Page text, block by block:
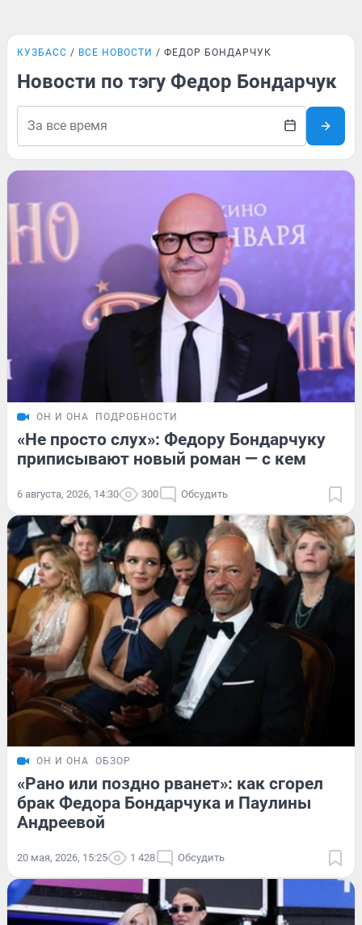
КУЗБАСС ВСЕ НОВОСТИ ФЕДОР БОНДАРЧУК
Новости по тэгу Федор Бондарчук
ОН И ОНА ПОДРОБНОСТИ
«Не просто слух»: Федору Бондарчуку
приписывают новый роман — с кем
6 августа, 2026, 14:30 300 Обсудить
ОН И ОНА ОБЗОР
«Рано или поздно рванет»: как сгорел
брак Федора Бондарчука и Паулины
Андреевой
20 мая, 2026, 15:25 1 428 Обсудить